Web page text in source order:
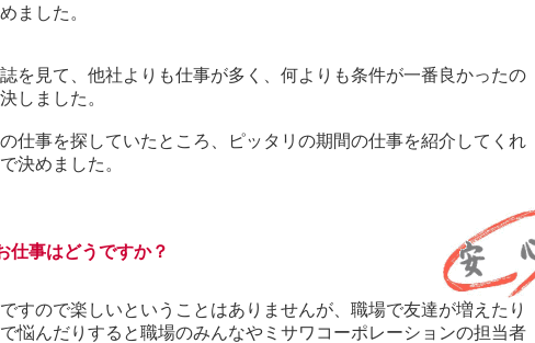
ました。
を見て、他社よりも仕事が多く、何よりも条件が一番良かったの
しました。
仕事を探していたところ、ピッタリの期間の仕事を紹介してくれ
決めました。
事はどうですか？
すので楽しいということはありませんが、職場で友達が増えたり
悩んだりすると職場のみんなやミサワコーポレーションの担当者